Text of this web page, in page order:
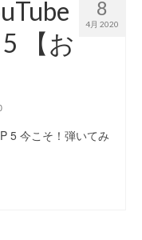
8
4月 2020
【お
5 今こそ！弾いてみ